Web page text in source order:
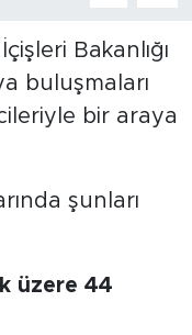
Bakanlığı
buluşmaları
bir araya
şunları
üzere 44